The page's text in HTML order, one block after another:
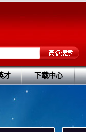
才 下载中心